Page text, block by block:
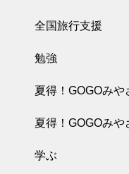
全国旅行支援
勉強
夏得！GOGOみ
夏得！GOGOみ
学ぶ